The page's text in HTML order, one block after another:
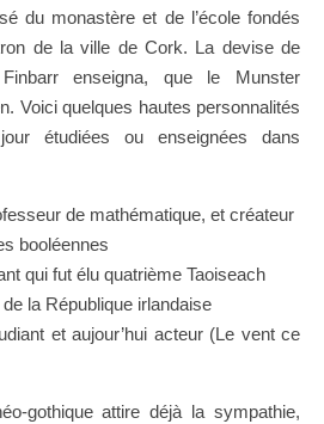
du monastère et de l’école fondés
de la ville de Cork. La devise de
enseigna, que le Munster
Voici quelques hautes personnalités
étudiées ou enseignées dans
de mathématique, et créateur
booléennes
qui fut élu quatrième Taoiseach
la République irlandaise
et aujour’hui acteur (Le vent ce
gothique attire déjà la sympathie,